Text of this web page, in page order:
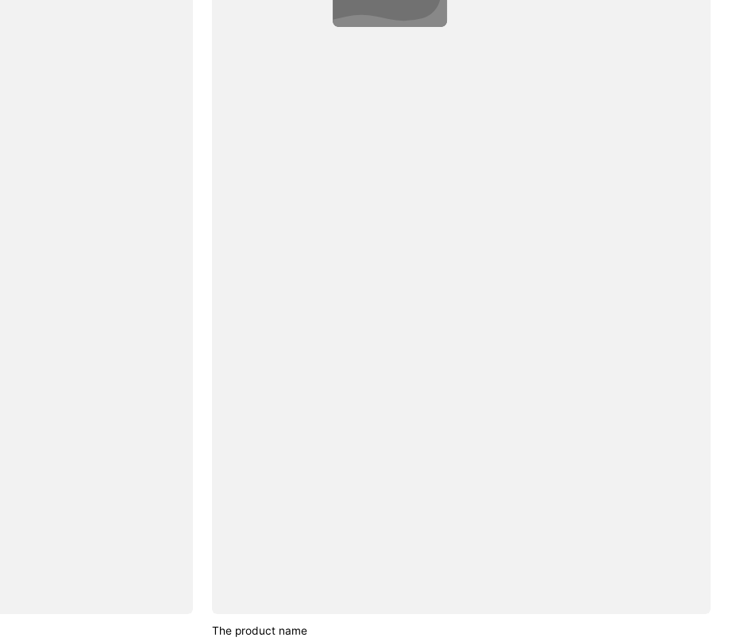
The product name